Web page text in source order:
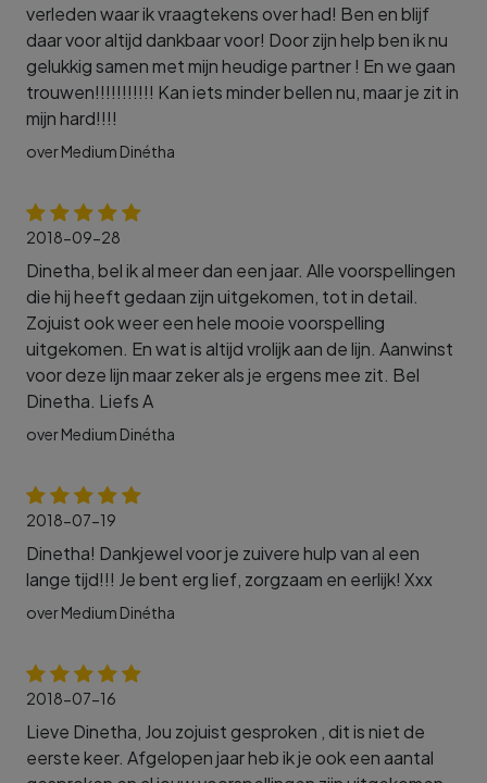
verleden waar ik vraagtekens over had! Ben en blijf
daar voor altijd dankbaar voor! Door zijn help ben ik nu
gelukkig samen met mijn heudige partner ! En we gaan
trouwen!!!!!!!!!!! Kan iets minder bellen nu, maar je zit in
mijn hard!!!!
over Medium Dinétha
2018-09-28
Dinetha, bel ik al meer dan een jaar. Alle voorspellingen
die hij heeft gedaan zijn uitgekomen, tot in detail.
Zojuist ook weer een hele mooie voorspelling
uitgekomen. En wat is altijd vrolijk aan de lijn. Aanwinst
voor deze lijn maar zeker als je ergens mee zit. Bel
Dinetha. Liefs A
over Medium Dinétha
2018-07-19
Dinetha! Dankjewel voor je zuivere hulp van al een
lange tijd!!! Je bent erg lief, zorgzaam en eerlijk! Xxx
over Medium Dinétha
2018-07-16
Lieve Dinetha, Jou zojuist gesproken , dit is niet de
eerste keer. Afgelopen jaar heb ik je ook een aantal